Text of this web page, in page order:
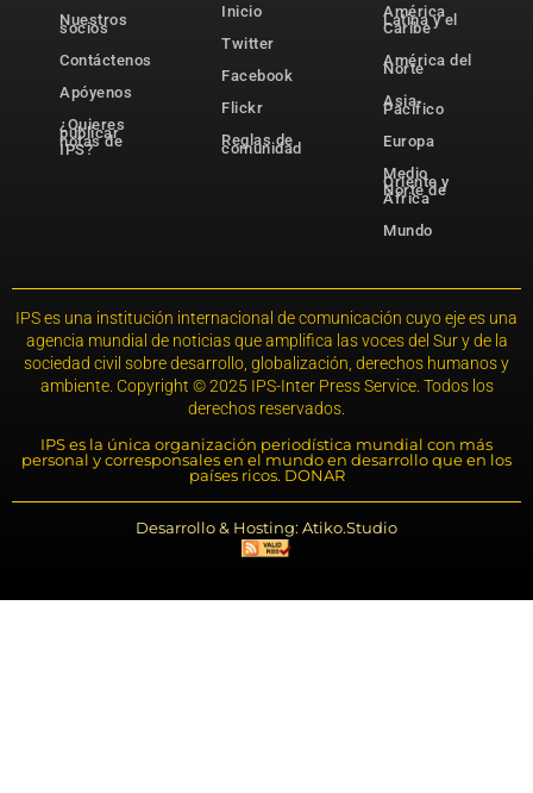
Nuestros
socios
Contáctenos
Apóyenos
¿Quieres
publicar
notas de
IPS?
Inicio
Twitter
Facebook
Flickr
Reglas de
comunidad
América
Latina y el
Caribe
América del
Norte
Asia-
Pacífico
Europa
Medio
Oriente y
Norte de
África
Mundo
IPS es una institución internacional de comunicación cuyo eje es una
agencia mundial de noticias que amplifica las voces del Sur y de la
sociedad civil sobre desarrollo, globalización, derechos humanos y
ambiente. Copyright © 2025 IPS-Inter Press Service. Todos los
derechos reservados.
IPS es la única organización periodística mundial con más
personal y corresponsales en el mundo en desarrollo que en los
países ricos. DONAR
Desarrollo & Hosting: Atiko.Studio